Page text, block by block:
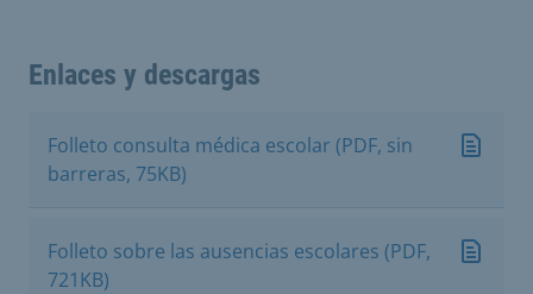
Enlaces y descargas
Folleto consulta médica escolar (PDF, sin
barreras, 75KB)
Folleto sobre las ausencias escolares (PDF,
721KB)